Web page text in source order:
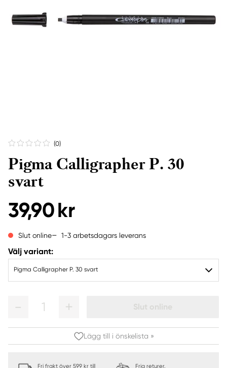
(0)
Pigma Calligrapher P. 30
svart
39,90 kr
Slut online 1-3 arbetsdagars leverans
Välj variant:
Pigma Calligrapher P. 30 svart
1 Slut online
Lägg till i önskelista »
Fri frakt över 599 kr till
Fria returer.